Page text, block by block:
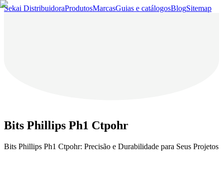
Sekai DistribuidoraProdutosMarcasGuias e catálogosBlogSitemap
Bits Phillips Ph1 Ctpohr
Bits Phillips Ph1 Ctpohr: Precisão e Durabilidade para Seus Projetos